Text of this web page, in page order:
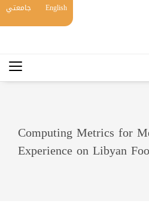
English جامعتي
Computing Metrics for
Experience on Libyan